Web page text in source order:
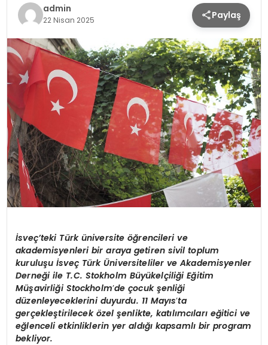
TEKNOLOJI
MAGAZIN
KÜLTÜR & SANAT
SPOR
SAĞLIK
admin
22 Nisan 2025 Paylaş
İsveç’teki Türk üniversite öğrencileri ve
akademisyenleri bir araya getiren sivil toplum
kuruluşu İsveç Türk Üniversiteliler ve Akademisyenler
Derneği ile T.C. Stokholm Büyükelçiliği Eğitim
Müşavirliği Stockholm’de çocuk şenliği
düzenleyeceklerini duyurdu. 11 Mayıs’ta
gerçekleştirilecek özel şenlikte, katılımcıları eğitici ve
eğlenceli etkinliklerin yer aldığı kapsamlı bir program
bekliyor.